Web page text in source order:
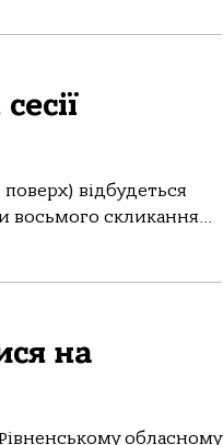
відбудеться
восьмого скликання...
на
обласному